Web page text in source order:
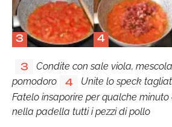
3 4
3
Condite con sale viola,
pomodoro
4 Unite lo speck
Fatelo insaporire per qualche minuto
nella padella tutti i pezzi di pollo